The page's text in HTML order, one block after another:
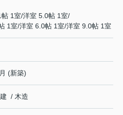
1室/洋室 5.0帖 1室/
1室/洋室 6.0帖 1室/洋室 9.0帖 1室
(新築)
/ 木造